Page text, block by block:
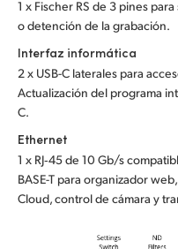
1 x Fischer RS de 3 pines
o detención de la grabación.
Interfaz informática
2 x USB-C laterales para
Actualización del programa
C.
Ethernet
1 x RJ‑45 de 10 Gb/s
BASE-T para organizador
Cloud, control de cámara y